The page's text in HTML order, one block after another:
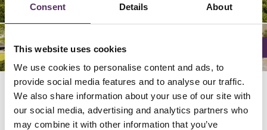
Consent Details About
This website uses cookies
We use cookies to personalise content and ads, to
provide social media features and to analyse our traffic.
We also share information about your use of our site with
our social media, advertising and analytics partners who
may combine it with other information that you’ve
Locatie